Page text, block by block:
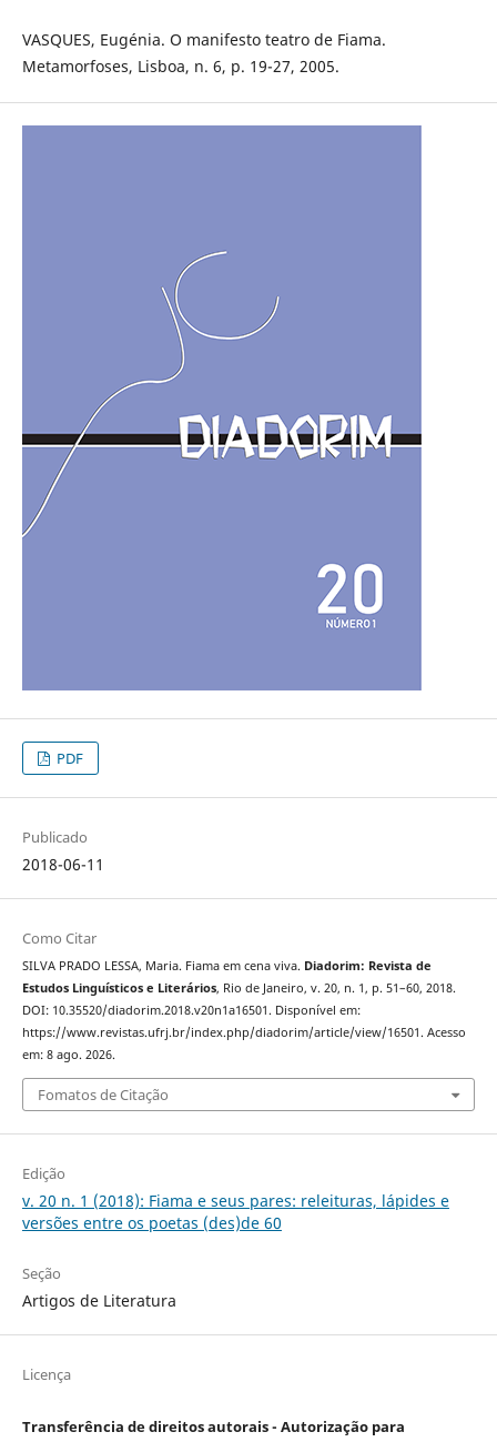
VASQUES, Eugénia. O manifesto teatro de Fiama.
Metamorfoses, Lisboa, n. 6, p. 19-27, 2005.
PDF
Publicado
2018-06-11
Como Citar
SILVA PRADO LESSA, Maria. Fiama em cena viva. Diadorim: Revista de
Estudos Linguísticos e Literários, Rio de Janeiro, v. 20, n. 1, p. 51–60, 2018.
DOI: 10.35520/diadorim.2018.v20n1a16501. Disponível em:
https://www.revistas.ufrj.br/index.php/diadorim/article/view/16501. Acesso
em: 8 ago. 2026.
Fomatos de Citação
Edição
v. 20 n. 1 (2018): Fiama e seus pares: releituras, lápides e
versões entre os poetas (des)de 60
Seção
Artigos de Literatura
Licença
Transferência de direitos autorais - Autorização para